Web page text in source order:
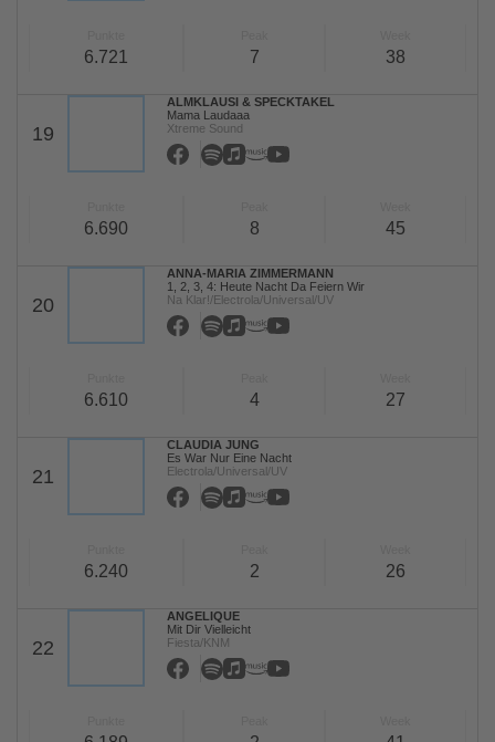
6.721 7 38
19
ALMKLAUSI & SPECKTAKEL
Mama Laudaaa
Xtreme Sound
6.690 8 45
20
ANNA-MARIA ZIMMERMANN
1, 2, 3, 4: Heute Nacht Da Feiern Wir
Na Klar!/Electrola/Universal/UV
6.610 4 27
21
CLAUDIA JUNG
Es War Nur Eine Nacht
Electrola/Universal/UV
6.240 2 26
22
ANGELIQUE
Mit Dir Vielleicht
Fiesta/KNM